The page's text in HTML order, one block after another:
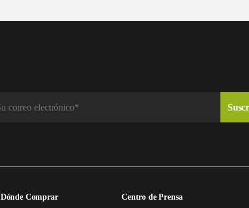
Dónde Comprar Centro de Prensa